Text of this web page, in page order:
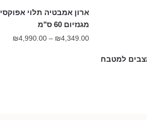
למטבח
ארון אמבטיה תלוי אפוקסי
מגנזיום 60 ס"מ
₪4,349.00
–
₪4,990.00